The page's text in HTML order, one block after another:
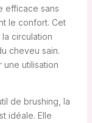
efficace sans
le confort. Cet
circulation
cheveu sain.
une utilisation
de brushing, la
idéale. Elle